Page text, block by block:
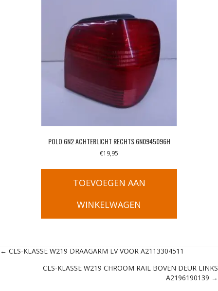
POLO 6N2 ACHTERLICHT RECHTS 6N0945096H
€19,95
TOEVOEGEN AAN
WINKELWAGEN
Posts
navigation
← CLS-KLASSE W219 DRAAGARM LV VOOR A2113304511
CLS-KLASSE W219 CHROOM RAIL BOVEN DEUR LINKS
A2196190139 →